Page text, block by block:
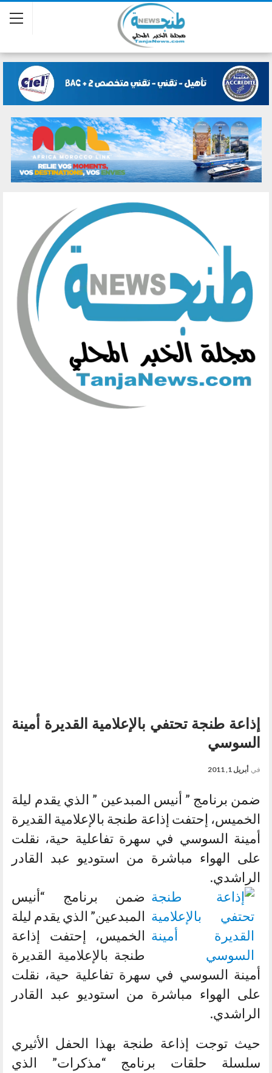
إذاعة طنجة تحتفي بالإعلامية القديرة أمينة
السوسي
في أبريل 1, 2011
ضمن برنامج ” أنيس المبدعين ” الذي يقدم ليلة
الخميس، إحتفت إذاعة طنجة بالإعلامية القديرة
أمينة السوسي في سهرة تفاعلية حية، نقلت
على الهواء مباشرة من استوديو عبد القادر
الراشدي.
ضمن برنامج “أنيس
المبدعين” الذي يقدم ليلة
الخميس، إحتفت إذاعة
طنجة بالإعلامية القديرة
أمينة السوسي في سهرة تفاعلية حية، نقلت
على الهواء مباشرة من استوديو عبد القادر
الراشدي.
حيث توجت إذاعة طنجة بهذا الحفل الأثيري
سلسلة حلقات برنامج “مذكرات” الذي